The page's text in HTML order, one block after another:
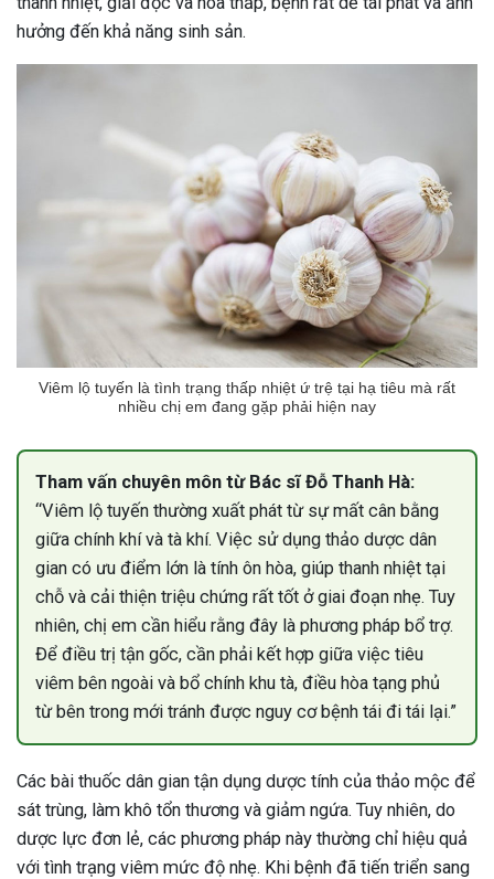
Sau Sinh Có Tự Khỏi
Thông Tin Cần Biết
sau sinh là tình trạng viêm da
phổ biến, khiến đôi bàn tay,
của chị em trở nên khô...
hưởng đến khả năng sinh sản.
Viêm lộ tuyến là tình trạng thấp nhiệt ứ trệ tại hạ tiêu mà rất
nhiều chị em đang gặp phải hiện nay
Tham vấn chuyên môn từ Bác sĩ Đỗ Thanh Hà:
“Viêm lộ tuyến thường xuất phát từ sự mất cân bằng
giữa chính khí và tà khí. Việc sử dụng thảo dược dân
gian có ưu điểm lớn là tính ôn hòa, giúp thanh nhiệt tại
chỗ và cải thiện triệu chứng rất tốt ở giai đoạn nhẹ. Tuy
nhiên, chị em cần hiểu rằng đây là phương pháp bổ trợ.
Để điều trị tận gốc, cần phải kết hợp giữa việc tiêu
viêm bên ngoài và bổ chính khu tà, điều hòa tạng phủ
từ bên trong mới tránh được nguy cơ bệnh tái đi tái lại.”
Các bài thuốc dân gian tận dụng dược tính của thảo mộc để
sát trùng, làm khô tổn thương và giảm ngứa. Tuy nhiên, do
dược lực đơn lẻ, các phương pháp này thường chỉ hiệu quả
với tình trạng viêm mức độ nhẹ. Khi bệnh đã tiến triển sang